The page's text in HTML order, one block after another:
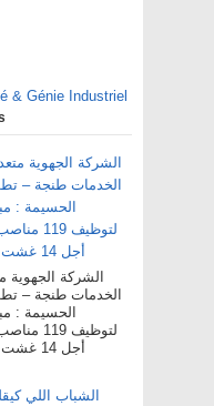
& Génie Industriel
الشركة الجهوية
الخدمات طنجة –
الحسيمة :
لتوظيف 119
أجل 14 غشت 2026